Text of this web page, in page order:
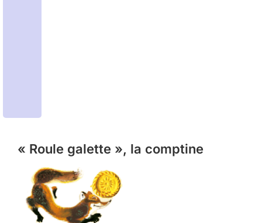
« Roule galette », la comptine